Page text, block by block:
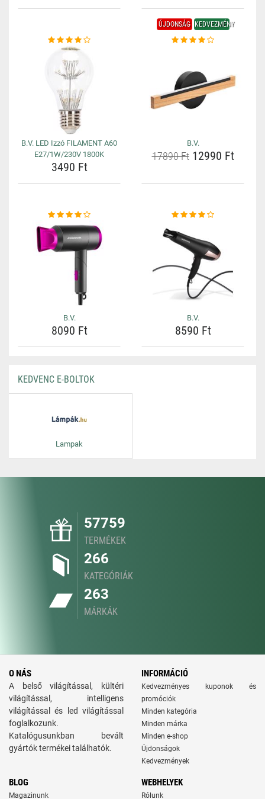
B.V. LED Izzó FILAMENT A60
E27/1W/230V 1800K
3490 Ft
ÚJDONSÁG KEDVEZMÉNY
B.V.
17890 Ft12990 Ft
B.V.
8090 Ft
B.V.
8590 Ft
KEDVENC E-BOLTOK
Lampak
57759
TERMÉKEK
266
KATEGÓRIÁK
263
MÁRKÁK
O NÁS
A belső világítással, kültéri
világítással, intelligens
világítással és led világítással
foglalkozunk.
Katalógusunkban bevált
gyártók termékei találhatók.
INFORMÁCIÓ
Kedvezményes kuponok és
promóciók
Minden kategória
Minden márka
Minden e-shop
Újdonságok
Kedvezmények
BLOG
Magazinunk
WEBHELYEK
Rólunk